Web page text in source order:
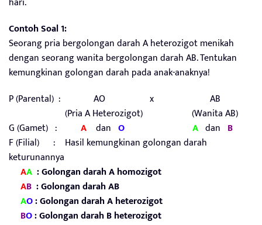
Contoh Soal 1:
Seorang pria bergolongan darah A heterozigot menikah
dengan seorang wanita bergolongan darah AB. Tentukan
kemungkinan golongan darah pada anak-anaknya!
P (Parental) : AO x AB
(Pria A Heterozigot) (Wanita AB)
G (Gamet) : A dan O A dan B
F (Filial) : Hasil kemungkinan golongan darah
keturunannya
AA : Golongan darah A homozigot
AB : Golongan darah AB
AO: Golongan darah A heterozigot
BO: Golongan darahB heterozigot